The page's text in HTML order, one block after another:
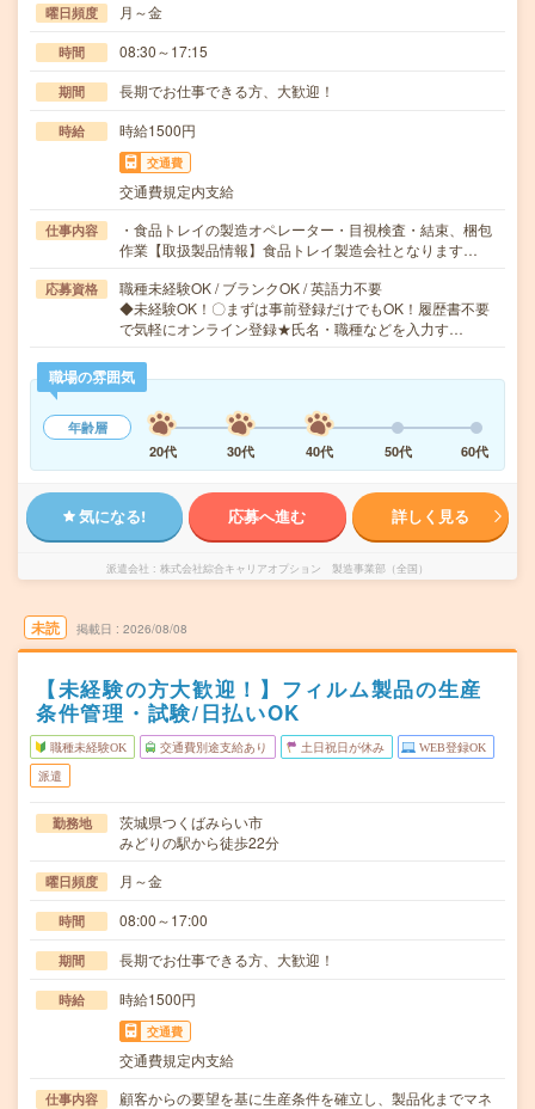
曜日頻度 月～金
時間 08:30～17:15
期間 長期でお仕事できる方、大歓迎！
時給 時給1500円
交通費
交通費規定内支給
仕事内容
・食品トレイの製造オペレーター・目視検査・結束、梱包
作業【取扱製品情報】食品トレイ製造会社となります…
応募資格
職種未経験OK / ブランクOK / 英語力不要
◆未経験OK！〇まずは事前登録だけでもOK！履歴書不要
で気軽にオンライン登録★氏名・職種などを入力す…
職場の雰囲気
年齢層
20代
30代 40代 50代 60代
気になる! 応募へ進む 詳しく見る
派遣会社 株式会社綜合キャリアオプション 製造事業部（全国）
未読 掲載日 2026/08/08
【未経験の方大歓迎！】フィルム製品の生産
条件管理・試験/日払いOK
職種未経験OK 交通費別途支給あり 土日祝日が休み WEB登録OK
派遣
勤務地
茨城県つくばみらい市
みどりの駅から徒歩22分
曜日頻度 月～金
時間 08:00～17:00
期間 長期でお仕事できる方、大歓迎！
時給 時給1500円
交通費
交通費規定内支給
仕事内容
顧客からの要望を基に生産条件を確立し、製品化までマネ